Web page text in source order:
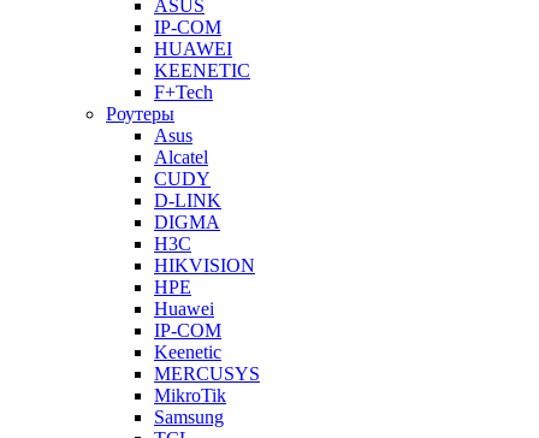
ASUS
IP-COM
HUAWEI
KEENETIC
F+Tech
Роутеры
Asus
Alcatel
CUDY
D-LINK
DIGMA
H3C
HIKVISION
HPE
Huawei
IP-COM
Keenetic
MERCUSYS
MikroTik
Samsung